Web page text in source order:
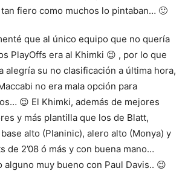
fiero como muchos lo pintaban… 🙂
que al único equipo que no quería
PlayOffs era al Khimki 😉 , por lo que
alegría su no clasificación a última hora,
no era mala opción para
😉 El Khimki, además de mejores
y más plantilla que los de Blatt,
alto (Planinic), alero alto (Monya) y
de 2’08 ó más y con buena mano…
alguno muy bueno con Paul Davis.. 😉